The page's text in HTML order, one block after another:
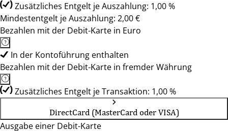
Zusätzliches Entgelt je Auszahlung: 1,00 %
Mindestentgelt je Auszahlung: 2,00 €
Bezahlen mit der Debit-Karte in Euro
In der Kontoführung enthalten
Bezahlen mit der Debit-Karte in fremder Währung
Zusätzliches Entgelt je Transaktion: 1,00 %
DirectCard (MasterCard oder VISA)
Ausgabe einer Debit-Karte